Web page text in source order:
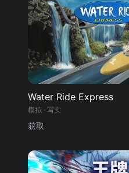
Water Ride Express
模拟 · 写实
获取